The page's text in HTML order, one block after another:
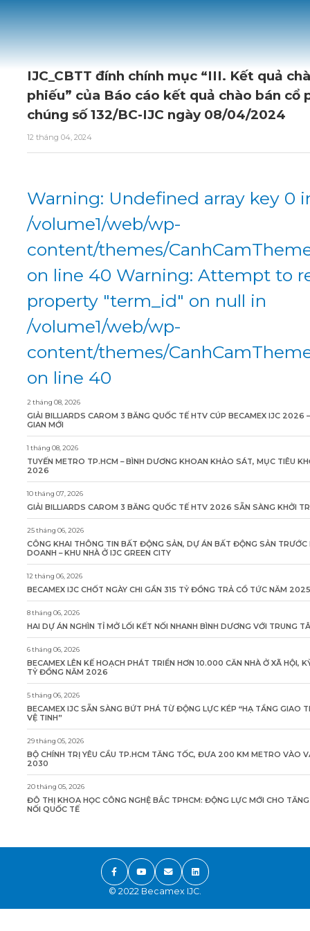
IJC_CBTT đính chính mục “III. Kết quả
phiếu” của Báo cáo kết quả chào bán cổ
chúng số 132/BC-IJC ngày 08/04/2024
12 tháng 04, 2024
Warning: Undefined array key 0
/volume1/web/wp-
content/themes/
on line 40 Warning: Attempt to
property "term_id" on null in
/volume1/web/wp-
content/themes/
on line 40
2 tháng 08, 2026
GIẢI BILLIARDS CAROM 3 BĂNG QUỐC TẾ HTV CÚP BECAMEX IJC 2026
GIAN MỚI
1 tháng 08, 2026
TUYẾN METRO TP.HCM – BÌNH DƯƠNG KHOAN KHẢO SÁT, MỤC TIÊU
2026
10 tháng 07, 2026
GIẢI BILLIARDS CAROM 3 BĂNG QUỐC TẾ HTV 2026 SẴN SÀNG KHỞI
25 tháng 06, 2026
CÔNG KHAI THÔNG TIN BẤT ĐỘNG SẢN, DỰ ÁN BẤT ĐỘNG SẢN
DOANH – KHU NHÀ Ở IJC GREEN CITY
12 tháng 06, 2026
BECAMEX IJC CHỐT NGÀY CHI GẦN 315 TỶ ĐỒNG TRẢ CỔ TỨC NĂM 2025
8 tháng 06, 2026
HAI DỰ ÁN NGHÌN TỈ MỞ LỐI KẾT NỐI NHANH BÌNH DƯƠNG VỚI TRUNG
6 tháng 06, 2026
BECAMEX LÊN KẾ HOẠCH PHÁT TRIỂN HƠN 10.000 CĂN NHÀ Ở XÃ HỘI,
TỶ ĐỒNG NĂM 2026
5 tháng 06, 2026
BECAMEX IJC SẴN SÀNG BỨT PHÁ TỪ ĐỘNG LỰC KÉP “HẠ TẦNG GIAO
VỆ TINH”
29 tháng 05, 2026
BỘ CHÍNH TRỊ YÊU CẦU TP.HCM TĂNG TỐC, ĐƯA 200 KM METRO VÀO
2030
20 tháng 05, 2026
ĐÔ THỊ KHOA HỌC CÔNG NGHỆ BẮC TPHCM: ĐỘNG LỰC MỚI CHO
NỐI QUỐC TẾ
© 2022 Becamex IJC.